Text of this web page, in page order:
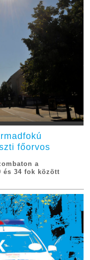
főorvos
a
és 34 fok között